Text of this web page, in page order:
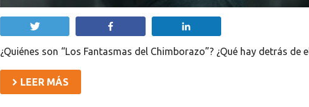
¿Quiénes son “Los Fantasmas del Chimborazo”? ¿Qué hay detrás de
LEER MÁS